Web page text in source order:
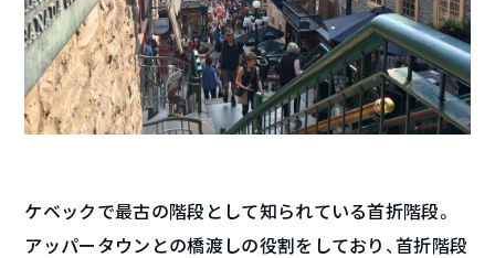
ケベックで最古の階段として知られている首折階段。
アッパータウンとの橋渡しの役割をしており、首折階段